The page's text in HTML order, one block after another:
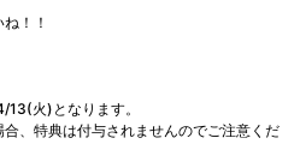
！！
火)となります。
、特典は付与されませんのでご注意くだ